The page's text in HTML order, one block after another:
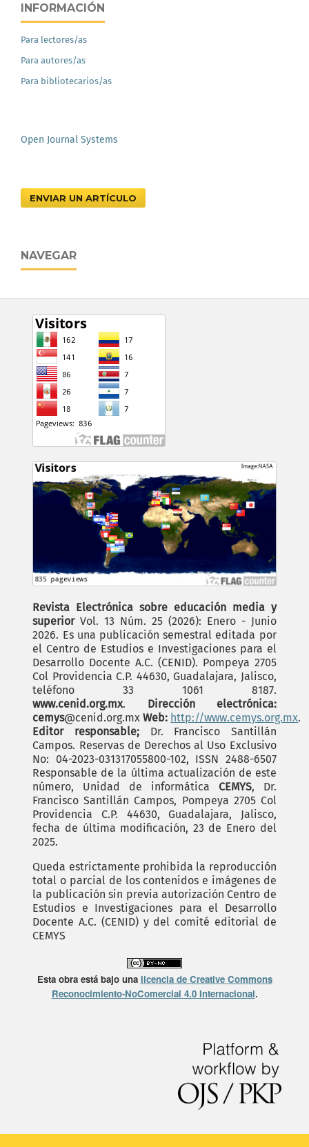
INFORMACIÓN
Para lectores/as
Para autores/as
Para bibliotecarios/as
Open Journal Systems
ENVIAR UN ARTÍCULO
NAVEGAR
Revista Electrónica sobre educación media y
superiorVol. 13 Núm. 25 (2026): Enero - Junio
2026. Es una publicación semestral editada por
el Centro de Estudios e Investigaciones para el
Desarrollo Docente A.C. (CENID). Pompeya 2705
Col Providencia C.P. 44630, Guadalajara, Jalisco,
teléfono 33 1061 8187.
www.cenid.org.mx. Dirección electrónica:
cemys@cenid.org.mxWeb: http://www.cemys.org.mx.
Editor responsable;Dr. Francisco Santillán
Campos. Reservas de Derechos al Uso Exclusivo
No: 04-2023-031317055800-102, ISSN 2488-6507
Responsable de la última actualización de este
número, Unidad de informática CEMYS, Dr.
Francisco Santillán Campos, Pompeya 2705 Col
Providencia C.P. 44630, Guadalajara, Jalisco,
fecha de última modificación, 23 de Enero del
2025.
Queda estrictamente prohibida la reproducción
total o parcial de los contenidos e imágenes de
la publicación sin previa autorización Centro de
Estudios e Investigaciones para el Desarrollo
Docente A.C. (CENID) y del comité editorial de
CEMYS
Esta obra está bajo una licencia de Creative Commons
Reconocimiento-NoComercial 4.0 Internacional.